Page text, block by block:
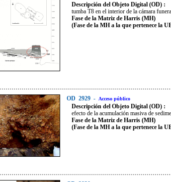
Descripción del Objeto Digital (OD) :
tumba T8 en el interior de la cámara
Fase de la Matriz de Harris (MH)
(Fase de la MH a la que pertenece la
OD 2929 - Acceso público
Descripción del Objeto Digital (OD) :
efecto de la acumulación masiva de
Fase de la Matriz de Harris (MH)
(Fase de la MH a la que pertenece la